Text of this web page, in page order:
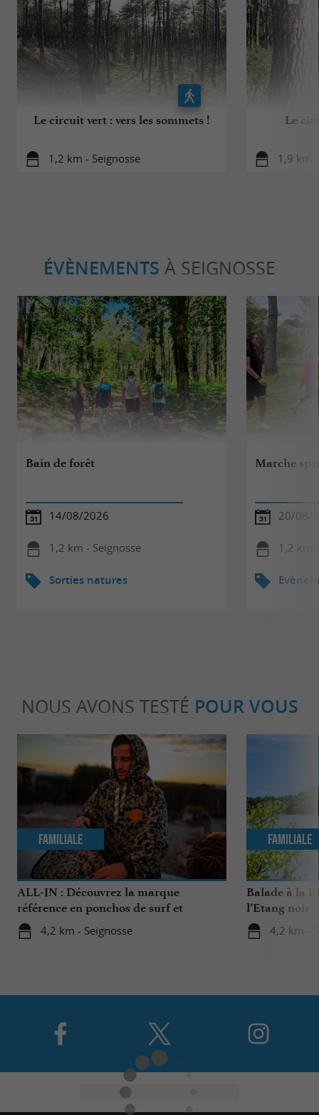
Le circuit vert : vers les sommets !
1,2 km - Seignosse
Le
1,9 km
ÉVÈNEMENTS À SEIGNOSSE
Bain de forêt
14/08/2026
1,2 km - Seignosse
Sorties natures
Marche
20/08/
1,2 km
NOUS AVONS TESTÉ POUR VOUS
ALL-IN : Découvrez la marque
référence en ponchos de surf et
accessoires de sports nautiques !
4,2 km - Seignosse
Familiale
Balade à la
l’Etang noir
4,2 km -
Familiale